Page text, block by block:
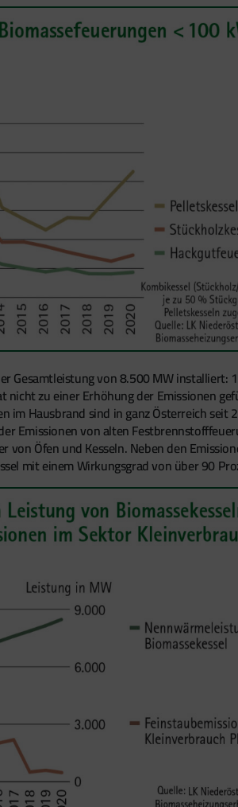
von 8.500 MW installiert:
zu einer Erhöhung der Emissionen
Hausbrand sind in ganz Österreich seit
Emissionen von alten
Öfen und Kesseln. Neben den
mit einem Wirkungsgrad von über 90